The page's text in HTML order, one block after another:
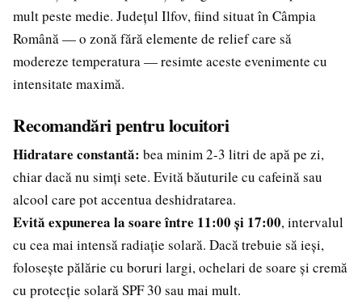
mult peste medie. Județul Ilfov, fiind situat în Câmpia
Română — o zonă fără elemente de relief care să
modereze temperatura — resimte aceste evenimente cu
intensitate maximă.
Recomandări pentru locuitori
Hidratare constantă: bea minim 2-3 litri de apă pe zi,
chiar dacă nu simți sete. Evită băuturile cu cafeină sau
alcool care pot accentua deshidratarea.
Evită expunerea la soare între 11:00 și 17:00, intervalul
cu cea mai intensă radiație solară. Dacă trebuie să ieși,
folosește pălărie cu boruri largi, ochelari de soare și cremă
cu protecție solară SPF 30 sau mai mult.